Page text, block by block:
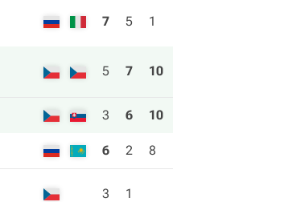
7 5 1
5 7 10
3 6 10
6 2 8
3 1